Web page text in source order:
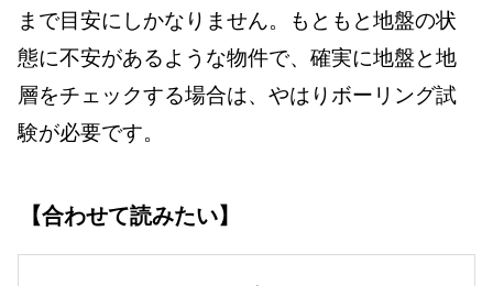
まで目安にしかなりません。もともと地盤の状
態に不安があるような物件で、確実に地盤と地
層をチェックする場合は、やはりボーリング試
験が必要です。
【合わせて読みたい】